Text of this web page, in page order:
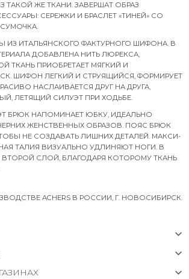
ЖЕ ТКАНИ. ЗАВЕРШАТ ОБРАЗ
СЕРЕЖКИ И БРАСЛЕТ «ТИНЕЙ» СО
СУМОЧКА.
ИЗ ИТАЛЬЯНСКОГО ФАКТУРНОГО ШИФОНА. В
ДОБАВЛЕНА НИТЬ ЛЮРЕКСА,
ТКАНЬ ПРИОБРЕТАЕТ МЯГКИЙ И
ШИФОН ЛЕГКИЙ И СТРУЯЩИЙСЯ, ФОРМИРУЕТ
НАСЛАИВАЕТСЯ ДРУГ НА ДРУГА,
ЛЕТЯЩИЙ СИЛУЭТ ПРИ ХОДЬБЕ.
БРЮК НАПОМИНАЕТ ЮБКУ, ИДЕАЛЬНО
ЖЕНСТВЕННЫХ ОБРАЗОВ. ПОЯС БРЮК
НЕ СОЗДАВАТЬ ЛИШНИХ ДЕТАЛЕЙ. МАКСИ-
ТАЛИЯ ВИЗУАЛЬНО УДЛИНЯЮТ НОГИ. В
СЛОЙ, БЛАГОДАРЯ КОТОРОМУ ТКАНЬ
ACHERS В РОССИИ, Г. НОВОСИБИРСК.